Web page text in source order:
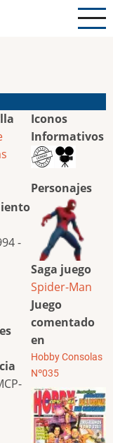
-
Iconos
Informativos
Personajes
Saga juego
Spider-Man
Juego
comentado
en
Hobby Consolas
Nº035